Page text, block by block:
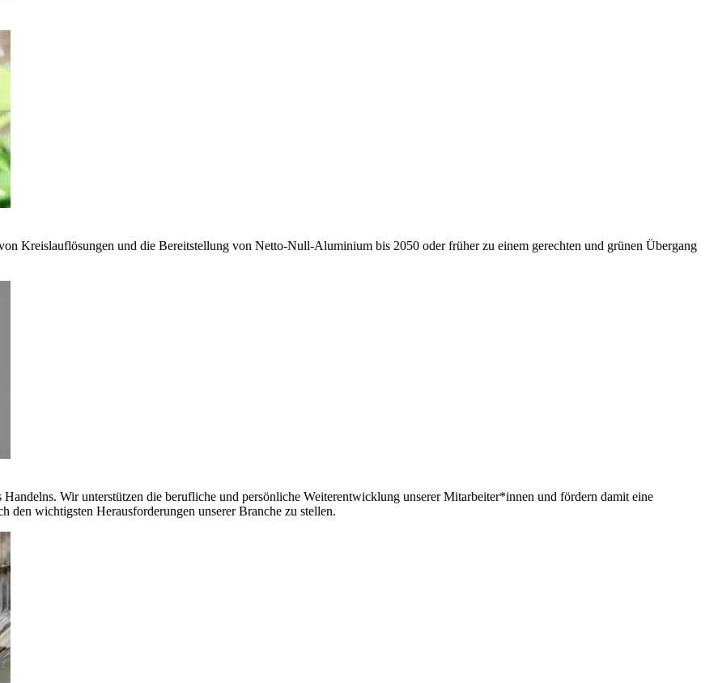
Kreislauflösungen und die Bereitstellung von Netto-Null-Aluminium bis 2050 oder früher zu einem gerechten und grünen Übergang
Wir unterstützen die berufliche und persönliche Weiterentwicklung unserer Mitarbeiter*innen und fördern damit eine
wichtigsten Herausforderungen unserer Branche zu stellen.